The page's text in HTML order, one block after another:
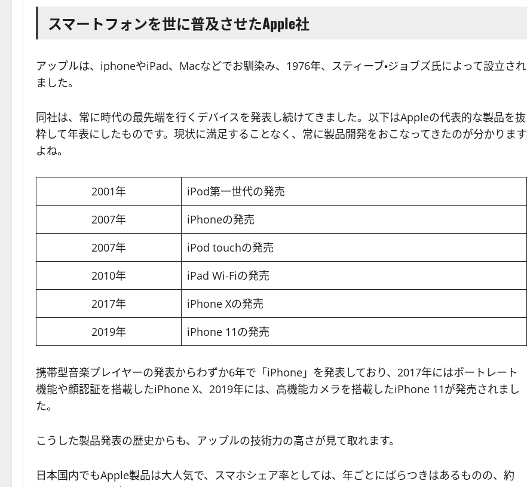
スマートフォンを世に普及させたApple社
アップルは、iphoneやiPad、Macなどでお馴染み、1976年、スティーブ・ジョブズ氏によって設立され
ました。
同社は、常に時代の最先端を行くデバイスを発表し続けてきました。以下はAppleの代表的な製品を抜
粋して年表にしたものです。現状に満足することなく、常に製品開発をおこなってきたのが分かります
よね。
2001年
iPod第一世代の発売
2007年
iPhoneの発売
2007年
iPod touchの発売
2010年
iPad Wi-Fiの発売
2017年
iPhone Xの発売
2019年
iPhone 11の発売
携帯型音楽プレイヤーの発表からわずか6年で「iPhone」を発表しており、2017年にはポートレート
機能や顔認証を搭載したiPhone X、2019年には、高機能カメラを搭載したiPhone 11が発売されまし
た。
こうした製品発表の歴史からも、アップルの技術力の高さが見て取れます。
日本国内でもApple製品は大人気で、スマホシェア率としては、年ごとにばらつきはあるものの、約